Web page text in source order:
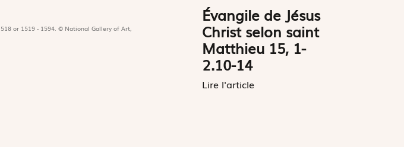
or 1519 - 1594. © National Gallery of Art,
Évangile de Jésus
Christ selon saint
Matthieu 15, 1-
2.10-14
Lire l'article